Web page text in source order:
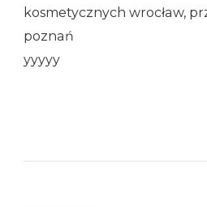
kosmetycznych wrocław,
poznań
yyyyy